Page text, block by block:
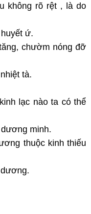
không rõ rệt , là do
ứ.
chườm nóng đỡ
tà.
lạc nào ta có thể
minh.
thuộc kinh thiếu